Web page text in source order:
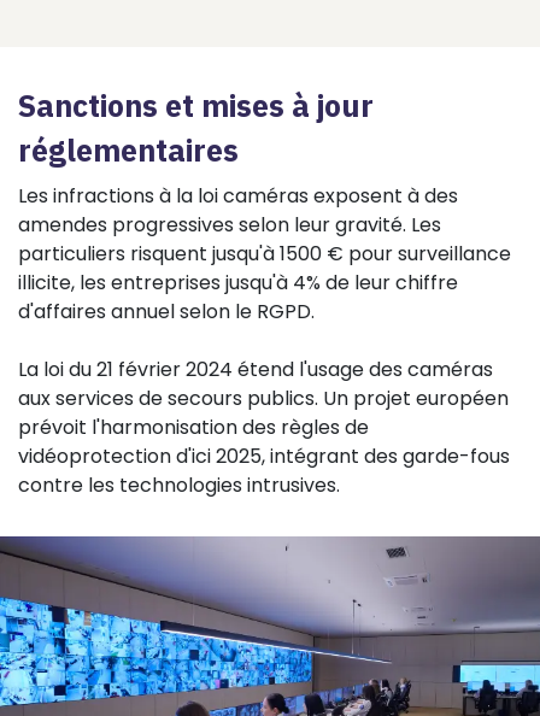
Sanctions et mises à jour
réglementaires
Les infractions à la loi caméras exposent à des
amendes progressives selon leur gravité. Les
particuliers risquent jusqu'à 1500 € pour surveillance
illicite, les entreprises jusqu'à 4% de leur chiffre
d'affaires annuel selon le RGPD.
La loi du 21 février 2024 étend l'usage des caméras
aux services de secours publics. Un projet européen
prévoit l'harmonisation des règles de
vidéoprotection d'ici 2025, intégrant des garde-fous
contre les technologies intrusives.